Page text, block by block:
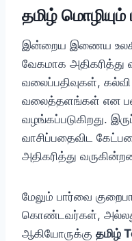
தமிழ் மொழியும்
இன்றைய இணைய
வேகமாக அதிகரித்து
வலைப்பதிவுகள்,
வலைத்தளங்கள் என
வழங்கப்படுகிறது.
வாசிப்பதைவிட
அதிகரித்து
மேலும் பார்வை
கொண்டவர்கள்,
ஆகியோருக்கு தமிழ்